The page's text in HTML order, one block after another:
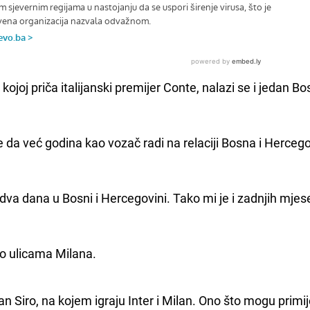
priča italijanski premijer Conte, nalazi se i jedan
da već godina kao vozač radi na relaciji Bosna i
dana u Bosni i Hercegovini. Tako mi je i zadnjih
ulicama Milana.
Siro, na kojem igraju Inter i Milan. Ono što mogu